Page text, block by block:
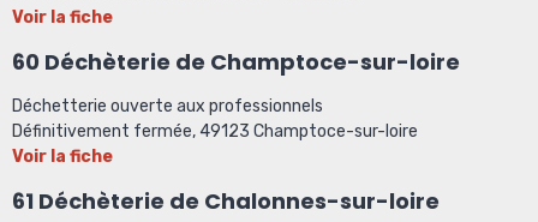
Voir la fiche
60 Déchèterie de Champtoce-sur-loire
Déchetterie ouverte aux professionnels
Définitivement fermée, 49123 Champtoce-sur-loire
Voir la fiche
61 Déchèterie de Chalonnes-sur-loire